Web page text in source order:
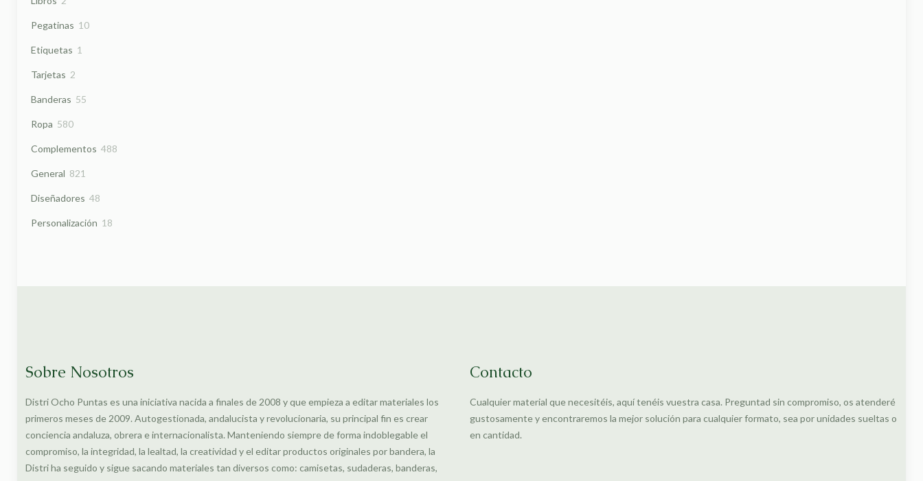
Pegatinas 1010
Etiquetas 1
Tarjetas 2
Banderas 55
Ropa 580580
Complementos 488
General 821
Diseñadores 48
Personalización 18
Sobre Nosotros
Distri Ocho Puntas es una iniciativa nacida a finales de 2008 y que empieza a editar materiales los
primeros meses de 2009. Autogestionada, andalucista y revolucionaria, su principal fin es crear
conciencia andaluza, obrera e internacionalista. Manteniendo siempre de forma indoblegable el
compromiso, la integridad, la lealtad, la creatividad y el editar productos originales por bandera, la
Distri ha seguido y sigue sacando materiales tan diversos como: camisetas, sudaderas, banderas,
Contacto
Cualquier material que necesitéis, aquí tenéis vuestra casa. Preguntad sin compromiso, os atenderé
gustosamente y encontraremos la mejor solución para cualquier formato, sea por unidades sueltas o
en cantidad.